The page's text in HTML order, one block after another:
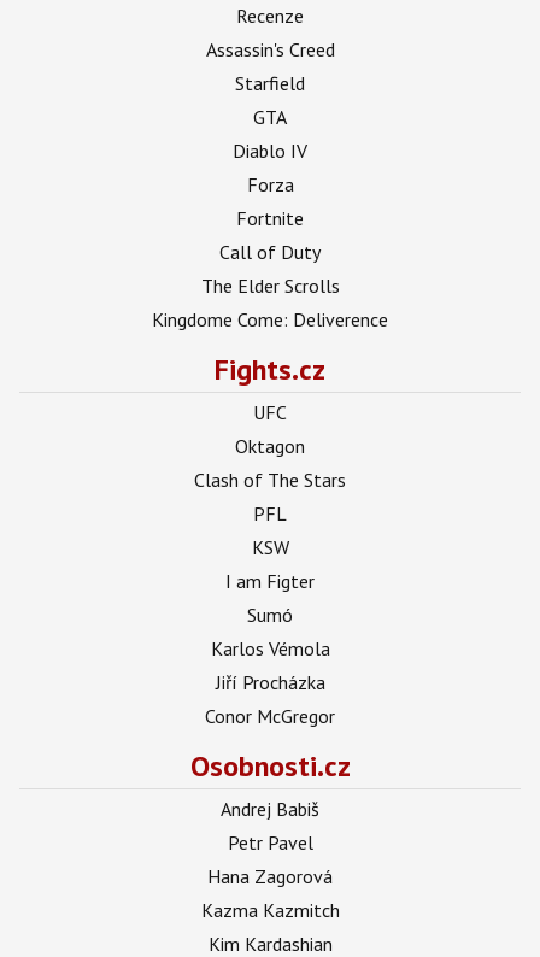
Recenze
Assassin's Creed
Starfield
GTA
Diablo IV
Forza
Fortnite
Call of Duty
The Elder Scrolls
Kingdome Come: Deliverence
Fights.cz
UFC
Oktagon
Clash of The Stars
PFL
KSW
I am Figter
Sumó
Karlos Vémola
Jiří Procházka
Conor McGregor
Osobnosti.cz
Andrej Babiš
Petr Pavel
Hana Zagorová
Kazma Kazmitch
Kim Kardashian